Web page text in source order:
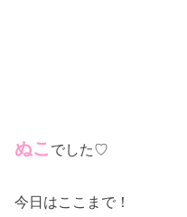
ぬこ でした♡
今日はここまで！